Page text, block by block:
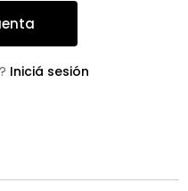
Iniciá sesión